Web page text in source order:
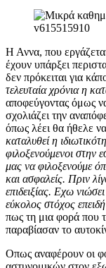
Η Αννα, που
έχουν υπάρξει
δεν πρόκειται για
τελευταία χρόνια η
αποφεύγοντας όμως
σχολιάζει την
όπως λέει θα ήθελε
καταλυθεί η
φιλοξενούμενοι στην
μας να φιλοξενούμε
και ασφαλείς. Πριν
επιδειξίας. Εχω
εύκολος στόχος
πως τη μια φορά που
παραβίασαν το
Οπως αναφέρουν οι